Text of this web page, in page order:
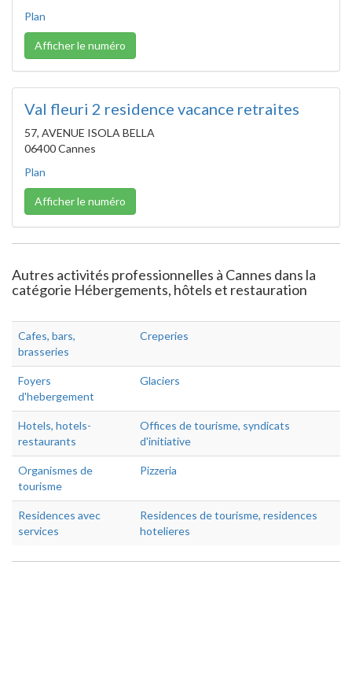
Plan
Afficher le numéro
Val fleuri 2 residence vacance retraites
57, AVENUE ISOLA BELLA
06400 Cannes
Plan
Afficher le numéro
Autres activités professionnelles à Cannes dans la
catégorie Hébergements, hôtels et restauration
Cafes, bars,
brasseries
Creperies
Foyers
d'hebergement
Glaciers
Hotels, hotels-
restaurants
Offices de tourisme, syndicats
d'initiative
Organismes de
tourisme
Pizzeria
Residences avec
services
Residences de tourisme, residences
hotelieres